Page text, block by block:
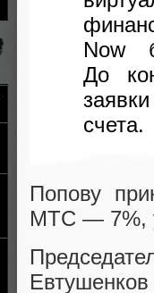
Now
До
счета.
Попову
МТС — 7%,